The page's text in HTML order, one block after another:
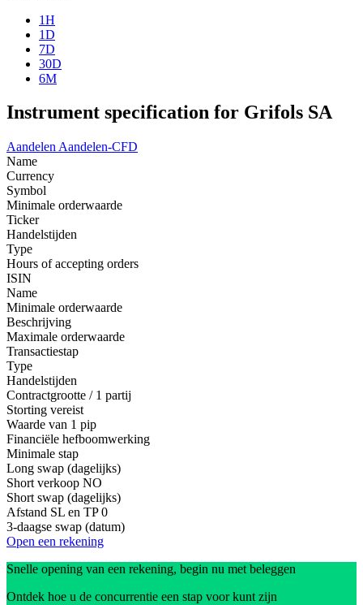
1H
1D
7D
30D
6M
Instrument specification for Grifols SA
Aandelen Aandelen-CFD
Name
Currency
Symbol
Minimale orderwaarde
Ticker
Handelstijden
Type
Hours of accepting orders
ISIN
Name
Minimale orderwaarde
Beschrijving
Maximale orderwaarde
Transactiestap
Type
Handelstijden
Contractgrootte / 1 partij
Storting vereist
Waarde van 1 pip
Financiële hefboomwerking
Minimale stap
Long swap (dagelijks)
Short verkoop NO
Short swap (dagelijks)
Afstand SL en TP 0
3-daagse swap (datum)
Open een rekening
Snelle opening van een rekening, begin nu met beleggen
Ontdek hoe u de concurrentie een stap voor kunt zijn